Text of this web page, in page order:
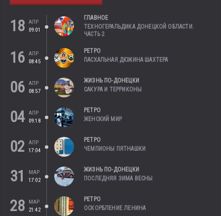
18
АПР
09:01
ГЛАВНОЕ
ТЕХНОГЕРАЛЬДИКА ДОНЕЦКОЙ ОБЛАСТИ.
ЧАСТЬ 2
16
АПР
08:45
РЕТРО
ПАСХАЛЬНАЯ ДЮЖИНА ШАХТЕРА
06
АПР
08:57
ЖИЗНЬ ПО-ДОНЕЦКИ
САКУРА И ТЕРРИКОНЫ
04 АПР
09:18
РЕТРО
ЖЕНСКИЙ МИР
02
АПР
17:04
РЕТРО
ЧЕМПИОНЫ ПЯТНАШКИ
31
МАР
17:02
ЖИЗНЬ ПО-ДОНЕЦКИ
ПОСЛЕДНЯЯ ЗИМА ВЕСНЫ
28
МАР
21:42
РЕТРО
ОСКОРБЛЕНИЕ ЛЕНИНА